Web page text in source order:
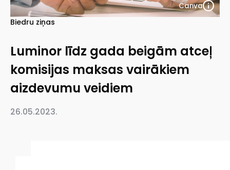
Biedru ziņas
Luminor līdz gada beigām atceļ
komisijas maksas vairākiem
aizdevumu veidiem
26.05.2023.
Canva